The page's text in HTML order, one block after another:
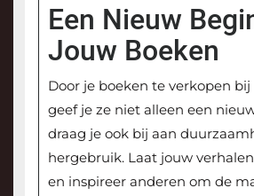
Een Nieuw
Jouw Boeken
Door je boeken te verkopen bij
geef je ze niet alleen een
draag je ook bij aan
hergebruik. Laat jouw
en inspireer anderen om de